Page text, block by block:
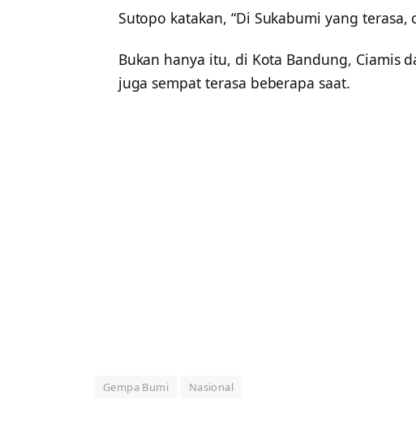
Sutopo katakan, “Di Sukabumi yang terasa,
Bukan hanya itu, di Kota Bandung, Ciamis
juga sempat terasa beberapa saat.
Gempa Bumi Nasional